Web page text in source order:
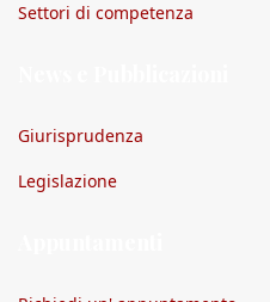
Settori di competenza
Giurisprudenza
Legislazione